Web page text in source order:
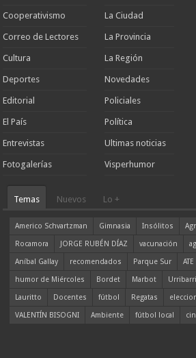
Cooperativismo
Correo de Lectores
Cultura
Deportes
Editorial
El País
Entrevistas
Fotogalerías
La Ciudad
La Provincia
La Región
Novedades
Policiales
Política
Ultimas noticias
Visperhumor
Temas Nuevos Lo +
Americo Schvartzman Gimnasia Insólitos
Rocamora
JORGE RUBÉN DÍAZ vacunación
Aníbal Gallay
recomendados Parque Sur ATE
humor de Miércoles
Bordet Marbot Urribarri
Lauritto
Docentes fútbol Regatas
VALENTÍN BISOGNI
Ambiente fútbol local